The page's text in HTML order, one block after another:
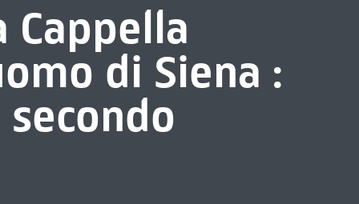
Cappella
di Siena :